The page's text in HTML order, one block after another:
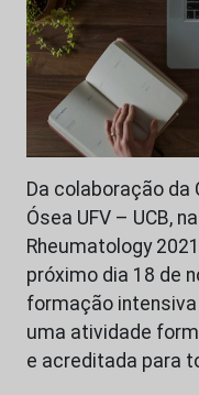
Da colaboração da
Ósea UFV – UCB,
Rheumatology
próximo dia 18 de
formação
uma atividade
e acreditada para